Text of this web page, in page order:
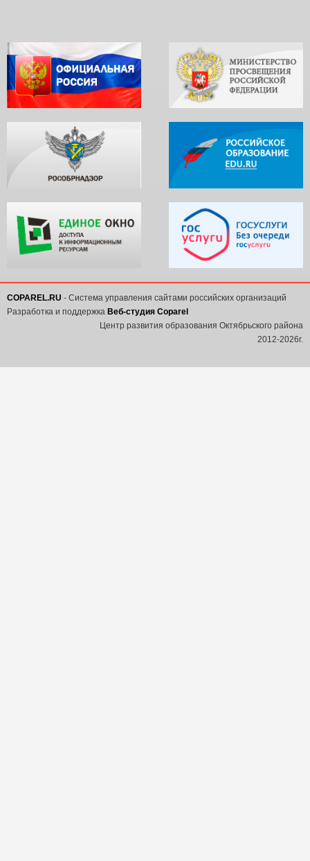
COPAREL.RU - Система управления сайтами российских организаций
Разработка и поддержка Веб-студия Coparel
Центр развития образования Октябрьского района
2012-2026г.